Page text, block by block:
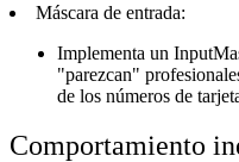
Máscara de entrada:
Implementa un
"parezcan"
de los números de
Comportamiento